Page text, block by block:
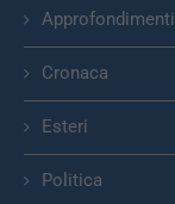
Approfondimenti
Cronaca
Esteri
Politica